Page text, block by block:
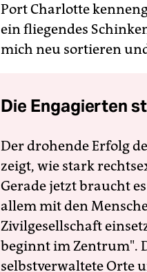
Port Charlotte
ein fliegendes
mich neu sortieren
Die Engagierten
Der drohende Erfolg
zeigt, wie stark
Gerade jetzt braucht
allem mit den
Zivilgesellschaft
beginnt im Zentrum".
selbstverwaltete Orte